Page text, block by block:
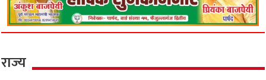
राज्य